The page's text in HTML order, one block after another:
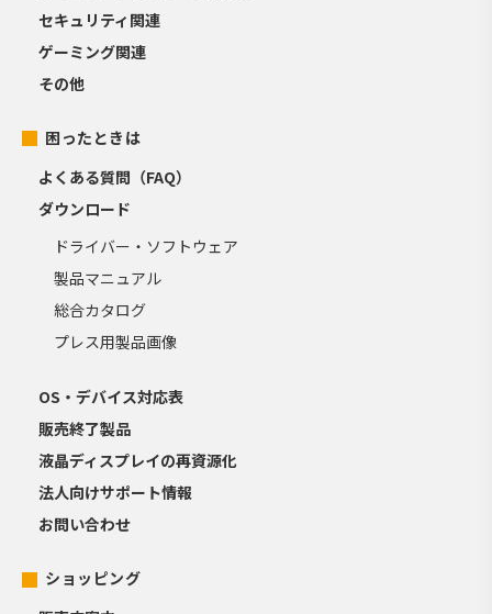
セキュリティ関連
ゲーミング関連
その他
困ったときは
よくある質問（FAQ）
ダウンロード
ドライバー・ソフトウェア
製品マニュアル
総合カタログ
プレス用製品画像
OS・デバイス対応表
販売終了製品
液晶ディスプレイの再資源化
法人向けサポート情報
お問い合わせ
ショッピング